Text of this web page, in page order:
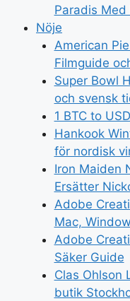
Paradis
Nöje
American
Filmguide
Super Bowl
och svensk
1 BTC to
Hankook
för nordisk
Iron Maiden
Ersätter
Adobe
Mac,
Adobe
Säker Guide
Clas Ohlson
butik